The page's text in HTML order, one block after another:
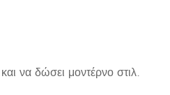
να δώσει μοντέρνο στιλ.